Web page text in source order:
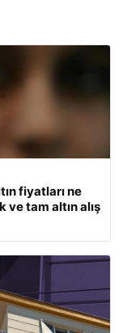
fiyatları ne
ve tam altın alış